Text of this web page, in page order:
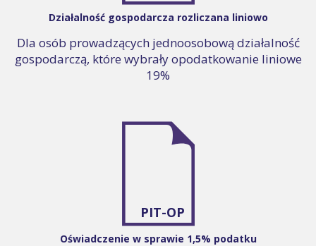
Działalność gospodarcza rozliczana liniowo
Dla osób prowadzących jednoosobową działalność
gospodarczą, które wybrały opodatkowanie liniowe
19%
PIT-OP
Oświadczenie w sprawie 1,5% podatku